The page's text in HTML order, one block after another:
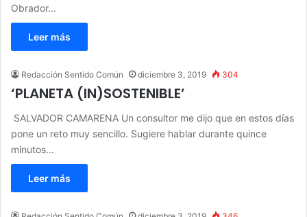
Obrador…
Leer más
Redacción Sentido Común diciembre 3, 2019 304
‘PLANETA (IN)SOSTENIBLE’
SALVADOR CAMARENA Un consultor me dijo que en estos días
pone un reto muy sencillo. Sugiere hablar durante quince
minutos…
Leer más